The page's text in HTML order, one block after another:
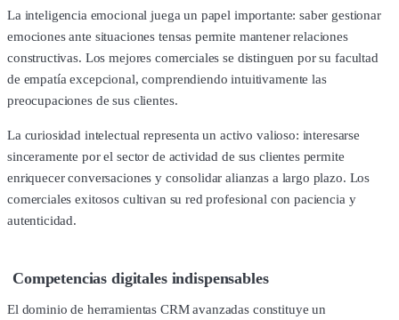
La inteligencia emocional juega un papel importante: saber gestionar
emociones ante situaciones tensas permite mantener relaciones
constructivas. Los mejores comerciales se distinguen por su facultad
de empatía excepcional, comprendiendo intuitivamente las
preocupaciones de sus clientes.
La curiosidad intelectual representa un activo valioso: interesarse
sinceramente por el sector de actividad de sus clientes permite
enriquecer conversaciones y consolidar alianzas a largo plazo. Los
comerciales exitosos cultivan su red profesional con paciencia y
autenticidad.
Competencias digitales indispensables
El dominio de herramientas CRM avanzadas constituye un